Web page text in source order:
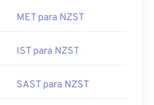
MET para NZST
IST para NZST
SAST para NZST